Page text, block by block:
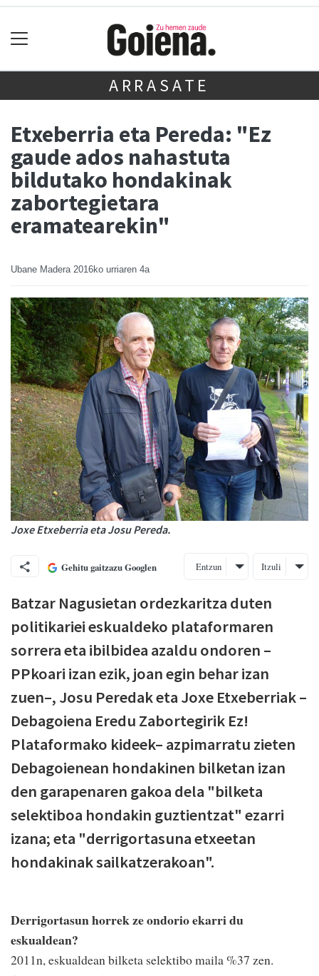
ARRASATE
Etxeberria eta Pereda: "Ez
gaude ados nahastuta
bildutako hondakinak
zabortegietara
eramatearekin"
Ubane Madera 2016ko urriaren 4a
Joxe Etxeberria eta Josu Pereda.
Gehitu gaitzazu Googlen Entzun Itzuli
Batzar Nagusietan ordezkaritza duten
politikariei eskualdeko plataformaren
sorrera eta ibilbidea azaldu ondoren –
PPkoari izan ezik, joan egin behar izan
zuen–, Josu Peredak eta Joxe Etxeberriak –
Debagoiena Eredu Zabortegirik Ez!
Plataformako kideek– azpimarratu zieten
Debagoienean hondakinen bilketan izan
den garapenaren gakoa dela "bilketa
selektiboa hondakin guztientzat" ezarri
izana; eta "derrigortasuna etxeetan
hondakinak sailkatzerakoan".
Derrigortasun horrek ze ondorio ekarri du
eskualdean?
2011n, eskualdean bilketa selektibo maila %37 zen.